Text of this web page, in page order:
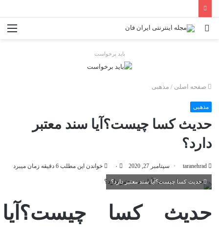
جستجو
باید برخواست
صفحه اصلی / مذهبی
مذهبی
حدیث کسا چیست؟آیا سند معتبر
دارد؟
taranehrad سپتامبر 27, 2020 ۰ خواندن این مطلب 6 دقیقه زمان میبرد
حدیث کسا چیست؟آیا سند معتبر دارد؟
حدیث کسا چیست؟آیا